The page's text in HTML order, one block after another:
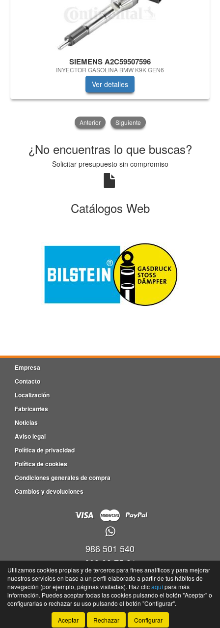
SIEMENS A2C59507596
INYECTOR GASOLINA BMW K9K GEN6
Ver detalles
Anterior Siguiente
¿No encuentras lo que buscas?
Solicitar presupuesto sin compromiso
Catálogos Web
Empresa
Contacto
Localización
Fabricantes
Noticias
Aviso legal
Política de privacidad
Política de cookies
Condiciones generales de compra
Cambios y devoluciones
986 501 540
609 83 75 31
Viveiro empresas Barro, P.I. Barro Parc. 4-5, Nave 9, Oficina 17,36692 -
Portela(Barro) - Pontevedra
©Tayser- 2026 -Tienda online de recambios de Gira
Utilizamos cookies propias y de terceros para fines analíticos y para mejorar
nuestros servicios en base a un perfil elaborado a partir de tus hábitos de
navegación (por ejemplo, páginas visitadas). Haz clicaquípara más
información. Puedes aceptar todas las cookies pulsando el botón "Aceptar" o
configurarlas o rechazar su uso pulsando el botón "Configurar".
Aceptar
Rechazar Configurar